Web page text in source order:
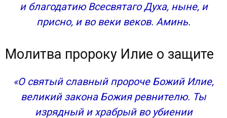
и благодатию Всесвятаго Духа, ныне, и
присно, и во веки веков. Аминь.
Молитва пророку Илие о защите
«О святый славный пророче Божий Илие,
великий закона Божия ревнителю. Ты
изрядный и храбрый во убиении